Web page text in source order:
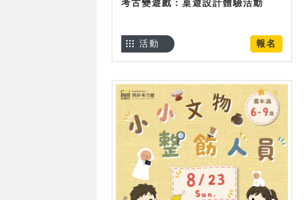
考古變遊戲：桌遊設計體驗活動
報名
活動